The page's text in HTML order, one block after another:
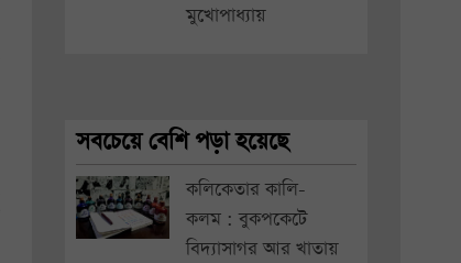
মুখোপাধ্যায়
সবচেয়ে বেশি পড়া হয়েছে
কলিকেতার কালি-
কলম : বুকপকেটে
বিদ্যাসাগর আর খাতায়